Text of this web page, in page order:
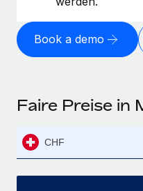
Book a demo
Faire Preise in
CHF